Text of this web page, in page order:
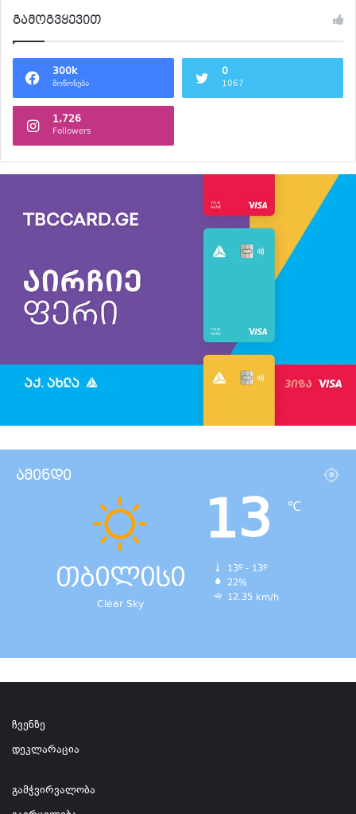
გამოგვყევით
300k
მოწონება
0
1067
1,726
Followers
ამინდი
თბილისი
Clear Sky
13 ℃
13º - 13º
22%
12.35 km/h
ჩვენზე
დეკლარაცია
გამჭვირვალობა